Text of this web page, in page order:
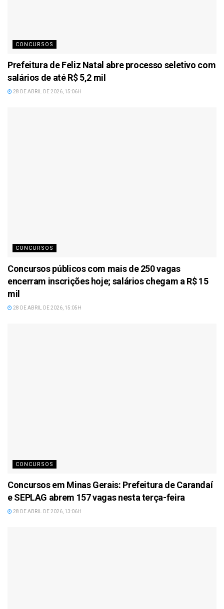
CONCURSOS
Prefeitura de Feliz Natal abre processo seletivo com
salários de até R$ 5,2 mil
28 DE ABRIL DE 2026, 15:06H
CONCURSOS
Concursos públicos com mais de 250 vagas
encerram inscrições hoje; salários chegam a R$ 15
mil
28 DE ABRIL DE 2026, 15:05H
CONCURSOS
Concursos em Minas Gerais: Prefeitura de Carandaí
e SEPLAG abrem 157 vagas nesta terça-feira
28 DE ABRIL DE 2026, 13:06H